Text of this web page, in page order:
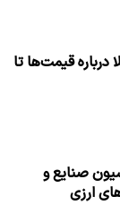
قیمت‌ها تا
صنایع و
ارزی